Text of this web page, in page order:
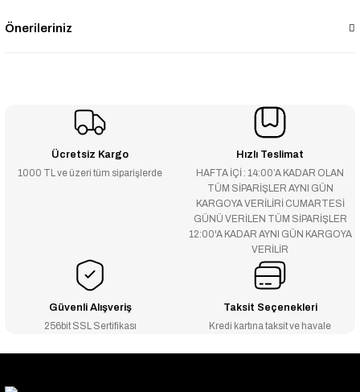
Önerileriniz
Ücretsiz Kargo
1000 TL ve üzeri tüm siparişlerde
Hızlı Teslimat
HAFTA İÇİ : 14:00’A KADAR OLAN
TÜM SİPARİŞLER AYNI GÜN
KARGOYA VERİLİRİ CUMARTESİ
GÜNÜ VERİLEN TÜM SİPARİŞLER
12:00'A KADAR AYNI GÜN KARGOYA
VERİLİR
Güvenli Alışveriş
256bit SSL Sertifikası
Taksit Seçenekleri
Kredi kartına taksit ve havale